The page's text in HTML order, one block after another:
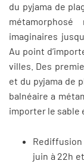
du pyjama de
imaginaires
Au point
villes. Des
et du pyjama de
balnéaire a
importer le sable
Rediffusion
juin à 22h